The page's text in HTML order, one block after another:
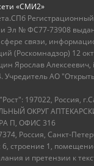
«СМИ2»
Эл № ФС77-73908
связи,
(Роскомнадзор) 12
Ярослав Алексеевич,
Учредитель АО
197022, Россия,
ОКРУГ
П, ОФИС 316
Россия, Санкт-
6, строение 1,
и претензии к